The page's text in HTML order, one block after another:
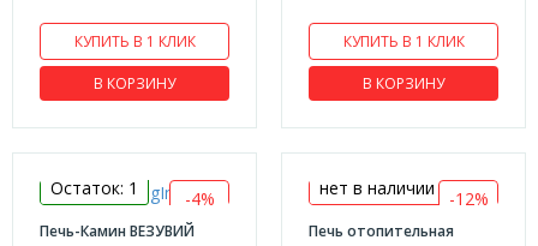
КУПИТЬ В 1 КЛИК
В КОРЗИНУ
КУПИТЬ В 1 КЛИК
В КОРЗИНУ
-4%
Остаток: 1
Печь-Камин ВЕЗУВИЙ
-12%
нет в наличии
Печь отопительная